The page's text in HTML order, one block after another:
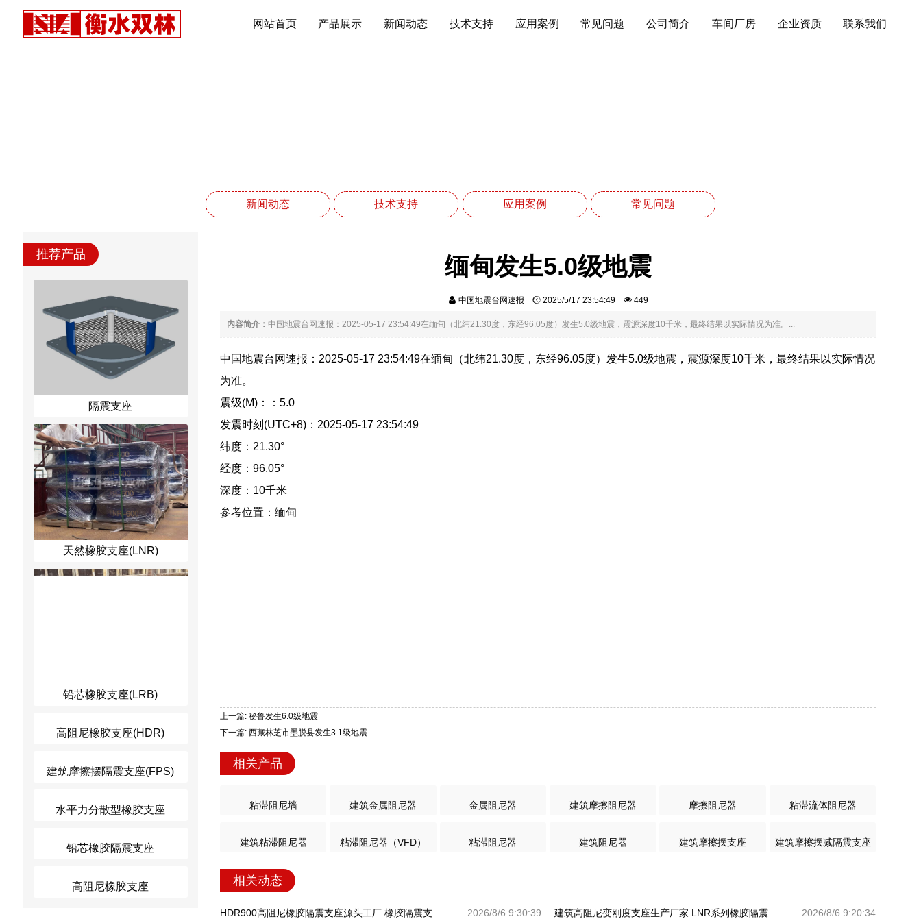
网站首页 产品展示 新闻动态 技术支持 应用案例 常见问题 公司简介 车间厂房 企业资质 联系我们
新闻动态 技术支持 应用案例 常见问题
推荐产品
隔震支座
天然橡胶支座(LNR)
铅芯橡胶支座(LRB)
高阻尼橡胶支座(HDR)
建筑摩擦摆隔震支座(FPS)
水平力分散型橡胶支座
铅芯橡胶隔震支座
高阻尼橡胶支座
缅甸发生5.0级地震
中国地震台网速报 2025/5/17 23:54:49 449
内容简介： 中国地震台网速报：2025-05-17 23:54:49在缅甸（北纬21.30度，东经96.05度）发生5.0级地震，震源深度10千米，最终结果以实际情况为准。...
中国地震台网速报：2025-05-17 23:54:49在缅甸（北纬21.30度，东经96.05度）发生5.0级地震，震源深度10千米，最终结果以实际情况
为准。
震级(M)：：5.0
发震时刻(UTC+8)：2025-05-17 23:54:49
纬度：21.30°
经度：96.05°
深度：10千米
参考位置：缅甸
上一篇: 秘鲁发生6.0级地震
下一篇: 西藏林芝市墨脱县发生3.1级地震
相关产品
粘滞阻尼墙 建筑金属阻尼器 金属阻尼器 建筑摩擦阻尼器 摩擦阻尼器 粘滞流体阻尼器
建筑粘滞阻尼器 粘滞阻尼器（VFD） 粘滞阻尼器 建筑阻尼器 建筑摩擦摆支座 建筑摩擦摆减隔震支座
相关动态
2026/8/6 9:30:39 2026/8/6 9:20:34